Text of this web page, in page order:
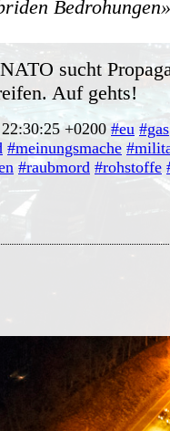
Bedrohungen
sucht
Auf gehts!
+0200 #eu #gas
#meinungsmache
#raubmord #rohstoffe